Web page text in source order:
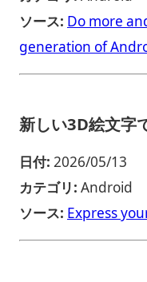
ソース: Do more
generation of
新しい3D絵文字
日付: 2026/05/13
カテゴリ: Android
ソース: Express